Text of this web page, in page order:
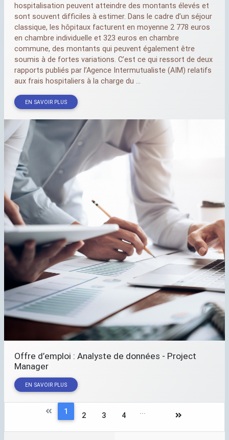
hospitalisation peuvent atteindre des montants élevés et
sont souvent difficiles à estimer. Dans le cadre d’un séjour
classique, les hôpitaux facturent en moyenne 2 778 euros
en chambre individuelle et 323 euros en chambre
commune, des montants qui peuvent également être
soumis à de fortes variations. C’est ce qui ressort de deux
rapports publiés par l’Agence Intermutualiste (AIM) relatifs
aux frais hospitaliers à la charge du ...
EN SAVOIR PLUS
Offre d’emploi : Analyste de données - Project
Manager
EN SAVOIR PLUS
1 2 3 4 ...